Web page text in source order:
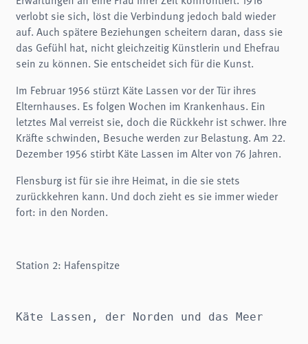
verlobt sie sich, löst die Verbindung jedoch bald wieder
auf. Auch spätere Beziehungen scheitern daran, dass sie
das Gefühl hat, nicht gleichzeitig Künstlerin und Ehefrau
sein zu können. Sie entscheidet sich für die Kunst.
Im Februar 1956 stürzt Käte Lassen vor der Tür ihres
Elternhauses. Es folgen Wochen im Krankenhaus. Ein
letztes Mal verreist sie, doch die Rückkehr ist schwer. Ihre
Kräfte schwinden, Besuche werden zur Belastung. Am 22.
Dezember 1956 stirbt Käte Lassen im Alter von 76 Jahren.
Flensburg ist für sie ihre Heimat, in die sie stets
zurückkehren kann. Und doch zieht es sie immer wieder
fort: in den Norden.
Station 2: Hafenspitze
Käte Lassen, der Norden und das Meer